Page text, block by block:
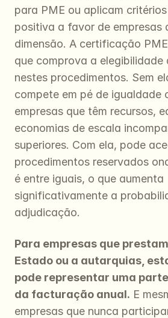
para PME ou aplicam
positiva a favor de empresas
dimensão. A certificação
que comprova a elegibilidade
nestes procedimentos. Sem
compete em pé de igualdade
empresas que têm recursos,
economias de escala
superiores. Com ela, pode
procedimentos reservados
é entre iguais, o que aumenta
significativamente a
adjudicação.
Para empresas que
Estado ou a autarquias,
pode representar uma
da facturação anual. E
empresas que nunca